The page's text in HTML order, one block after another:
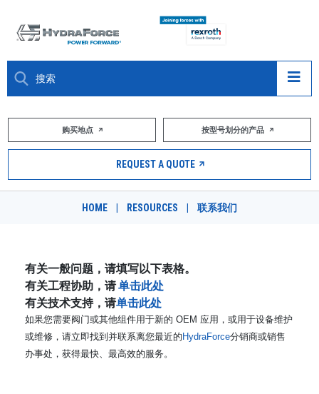
大约关于
市场
职业
DESIGN TOOLS
CONTACT
购买地点
购买地点 按型号划分的产品
REQUEST A QUOTE
HOME RESOURCES 联系我们
有关一般问题，请填写以下表格。
有关工程协助，请单击此处
有关技术支持，请单击此处
如果您需要阀门或其他组件用于新的 OEM 应用，或用于设备维护
或维修，请立即找到并联系离您最近的 HydraForce分销商或销售
办事处，获得最快、最高效的服务。